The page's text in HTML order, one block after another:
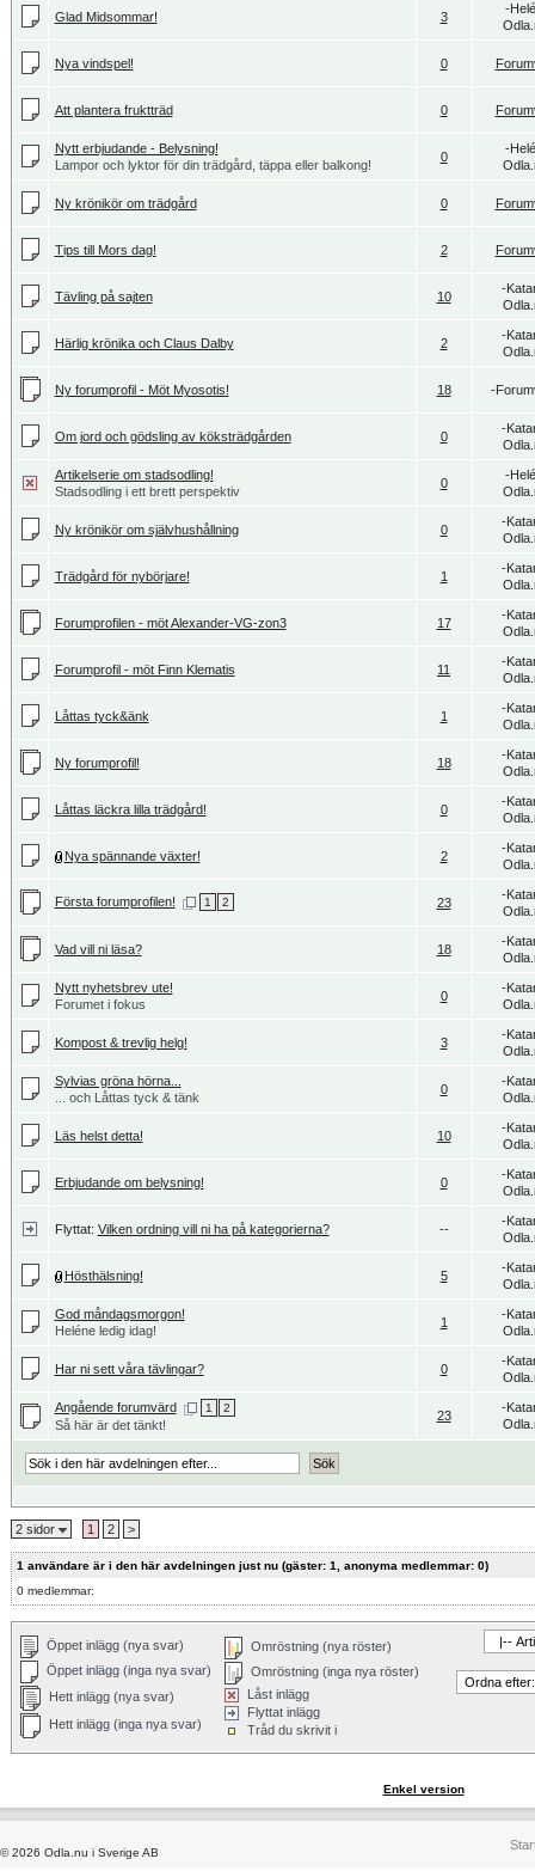
Glad Midsommar! 3
-
Nya vindspel! 0
Att plantera fruktträd 0
Nytt erbjudande - Belysning!
Lampor och lyktor för din trädgård, täppa eller balkong!
0
-
Ny krönikör om trädgård 0
Tips till Mors dag! 2
Tävling på sajten 10
-
Härlig krönika och Claus Dalby 2
-
Ny forumprofil - Möt Myosotis! 18 -
Om jord och gödsling av köksträdgården 0
-
Artikelserie om stadsodling!
Stadsodling i ett brett perspektiv
0
-
Ny krönikör om självhushållning 0
-
Trädgård för nybörjare! 1
-
Forumprofilen - möt Alexander-VG-zon3 17
-
Forumprofil - möt Finn Klematis 11
-
Låttas tyck&änk 1
-
Ny forumprofil! 18
-
Låttas läckra lilla trädgård! 0
-
Nya spännande växter! 2
-
Första forumprofilen! 1 2 23
-
Vad vill ni läsa? 18
-
Nytt nyhetsbrev ute!
Forumet i fokus
0
-
Kompost & trevlig helg! 3
-
Sylvias gröna hörna...
... och Låttas tyck & tänk
0
-
Läs helst detta! 10
-
Erbjudande om belysning! 0
-
Flyttat: Vilken ordning vill ni ha på kategorierna? --
-
Hösthälsning! 5
-
God måndagsmorgon!
Heléne ledig idag!
1
-
Har ni sett våra tävlingar? 0
-
Angående forumvärd 1 2
Så här är det tänkt!
23
-
2 sidor 1 2 >
1 användare är i den här avdelningen just nu (gäster: 1, anonyma medlemmar: 0)
0 medlemmar:
Öppet inlägg (nya svar)
Öppet inlägg (inga nya svar)
Hett inlägg (nya svar)
Hett inlägg (inga nya svar)
Omröstning (nya röster)
Omröstning (inga nya röster)
Låst inlägg
Flyttat inlägg
Tråd du skrivit i
Enkel version
© 2026 Odla.nu i Sverige AB